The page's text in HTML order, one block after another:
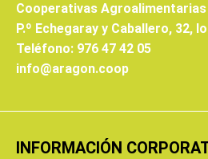
Cooperativas
P.º Echegaray y Caballero, 32,
Teléfono: 976 47 42 05
info@aragon.coop
INFORMACIÓN